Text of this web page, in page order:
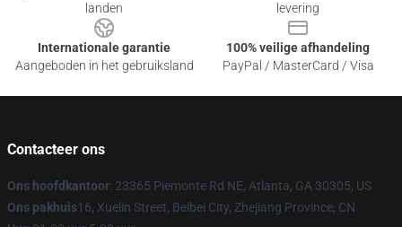
landen
levering
Internationale garantie
Aangeboden in het gebruiksland
100% veilige afhandeling
PayPal / MasterCard / Visa
Contacteer ons
Ons hoofdkantoor: 23365 Piemonte Rd NE, Atlanta, GA 30305, US
Ons pakhuis16, Xuelin Street, Beibei City, Zhejiang Province, CN